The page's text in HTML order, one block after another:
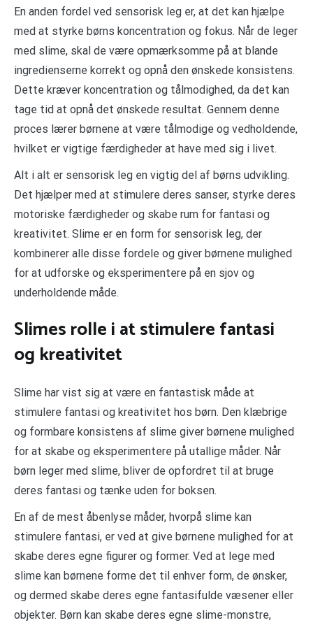
En anden fordel ved sensorisk leg er, at det kan hjælpe
med at styrke børns koncentration og fokus. Når de leger
med slime, skal de være opmærksomme på at blande
ingredienserne korrekt og opnå den ønskede konsistens.
Dette kræver koncentration og tålmodighed, da det kan
tage tid at opnå det ønskede resultat. Gennem denne
proces lærer børnene at være tålmodige og vedholdende,
hvilket er vigtige færdigheder at have med sig i livet.
Alt i alt er sensorisk leg en vigtig del af børns udvikling.
Det hjælper med at stimulere deres sanser, styrke deres
motoriske færdigheder og skabe rum for fantasi og
kreativitet. Slime er en form for sensorisk leg, der
kombinerer alle disse fordele og giver børnene mulighed
for at udforske og eksperimentere på en sjov og
underholdende måde.
Slimes rolle i at stimulere fantasi
og kreativitet
Slime har vist sig at være en fantastisk måde at
stimulere fantasi og kreativitet hos børn. Den klæbrige
og formbare konsistens af slime giver børnene mulighed
for at skabe og eksperimentere på utallige måder. Når
børn leger med slime, bliver de opfordret til at bruge
deres fantasi og tænke uden for boksen.
En af de mest åbenlyse måder, hvorpå slime kan
stimulere fantasi, er ved at give børnene mulighed for at
skabe deres egne figurer og former. Ved at lege med
slime kan børnene forme det til enhver form, de ønsker,
og dermed skabe deres egne fantasifulde væsener eller
objekter. Børn kan skabe deres egne slime-monstre,